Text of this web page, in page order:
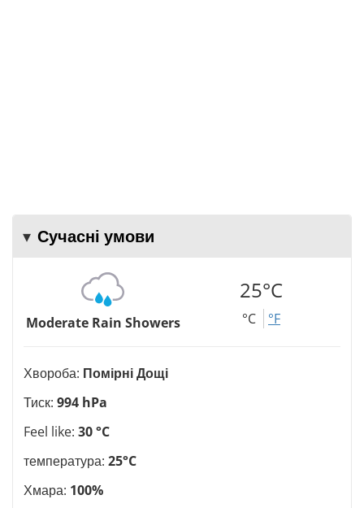
Сучасні умови
Moderate Rain Showers
25°C
°C °F
Хвороба: Помірні Дощі
Тиск: 994 hPa
Feel like: 30 °C
температура: 25°C
Хмара: 100%